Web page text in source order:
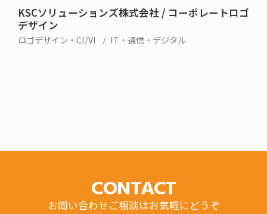
KSCソリューションズ株式会社 / コーポレートロゴ
デザイン
ロゴデザイン・CI/VI IT・通信・デジタル
CONTACT
お問い合わせご相談はお気軽にどうぞ